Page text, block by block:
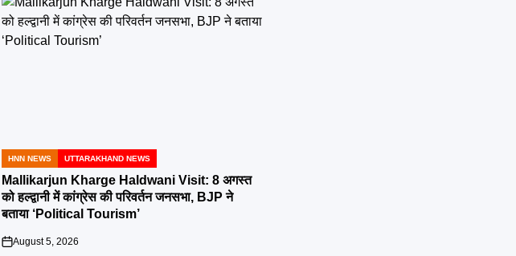
POSTED
IN
HNN NEWS UTTARAKHAND NEWS
Mallikarjun Kharge Haldwani Visit: 8 अगस्त
को हल्द्वानी में कांग्रेस की परिवर्तन जनसभा, BJP ने
बताया ‘Political Tourism’
on
August 5, 2026